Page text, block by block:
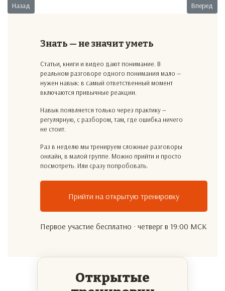
Предыдущий: Непринятый заказ
Назад Вперед
Знать — не значит уметь
Статьи, книги и видео дают понимание. В
реальном разговоре одного понимания мало —
нужен навык: в самый ответственный момент
включаются привычные реакции.
Навык появляется только через практику —
регулярную, с разбором, там, где ошибка ничего
не стоит.
Раз в неделю мы тренируем сложные разговоры
онлайн, в малой группе. Можно прийти и просто
посмотреть. Или сразу попробовать.
Прийти на открытую тренировку
Первое участие бесплатно · четверг в 19:00 МСК
Открытые